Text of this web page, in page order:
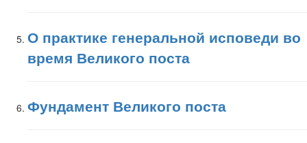
О практике генеральной исповеди во
время Великого поста
Фундамент Великого поста